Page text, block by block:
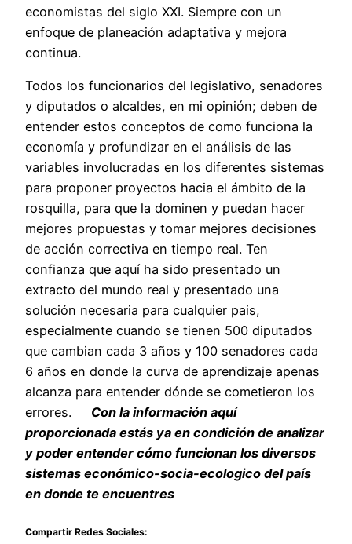
economistas del siglo XXI. Siempre con un
enfoque de planeación adaptativa y mejora
continua.
Todos los funcionarios del legislativo, senadores
y diputados o alcaldes, en mi opinión; deben de
entender estos conceptos de como funciona la
economía y profundizar en el análisis de las
variables involucradas en los diferentes sistemas
para proponer proyectos hacia el ámbito de la
rosquilla, para que la dominen y puedan hacer
mejores propuestas y tomar mejores decisiones
de acción correctiva en tiempo real. Ten
confianza que aquí ha sido presentado un
extracto del mundo real y presentado una
solución necesaria para cualquier pais,
especialmente cuando se tienen 500 diputados
que cambian cada 3 años y 100 senadores cada
6 años en donde la curva de aprendizaje apenas
alcanza para entender dónde se cometieron los
errores.
Con la información aquí
proporcionada estás ya en condición de analizar
y poder entender cómo funcionan los diversos
sistemas económico-socia-ecologico del país
en donde te encuentres
Compartir Redes Sociales: